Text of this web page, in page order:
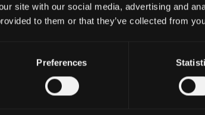
site with our social media, advertising and
to them or that they’ve collected from
Preferences